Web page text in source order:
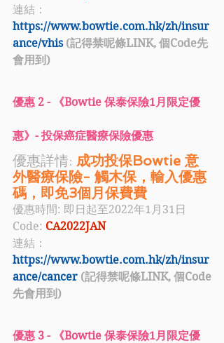
連結：
https://www.bowtie.com.hk/zh/insur
ance/vhis (記得禁呢條LINK, 個Code先
會用到)
優惠 2 - 《Bowtie 保泰保險1月限定優
惠》- 投保癌症醫療保險優惠
優惠詳情: 成功投保Bowtie 意
外醫療保險- 觸木保，輸入優惠
碼，即免3個月保費費
優惠時間: 即日起至2022年1月31日
Code: CA2022JAN
連結：
https://www.bowtie.com.hk/zh/insur
ance/cancer (記得禁呢條LINK, 個Code
先會用到)
優惠 3 - 《Bowtie 保泰保險1月限定優